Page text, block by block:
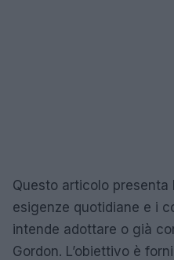
Questo articolo
esigenze quotidiane e i
intende adottare o già
Gordon. L’obiettivo è